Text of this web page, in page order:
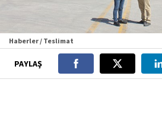
Haberler / Teslimat
PAYLAŞ